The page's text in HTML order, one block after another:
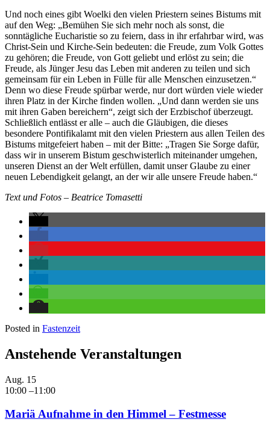
Und noch eines gibt Woelki den vielen Priestern seines Bistums mit
auf den Weg: „Bemühen Sie sich mehr noch als sonst, die
sonntägliche Eucharistie so zu feiern, dass in ihr erfahrbar wird, was
Christ-Sein und Kirche-Sein bedeuten: die Freude, zum Volk Gottes
zu gehören; die Freude, von Gott geliebt und erlöst zu sein; die
Freude, als Jünger Jesu das Leben mit anderen zu teilen und sich
gemeinsam für ein Leben in Fülle für alle Menschen einzusetzen.“
Denn wo diese Freude spürbar werde, nur dort würden viele wieder
ihren Platz in der Kirche finden wollen. „Und dann werden sie uns
mit ihren Gaben bereichern“, zeigt sich der Erzbischof überzeugt.
Schließlich entlässt er alle – auch die Gläubigen, die dieses
besondere Pontifikalamt mit den vielen Priestern aus allen Teilen des
Bistums mitgefeiert haben – mit der Bitte: „Tragen Sie Sorge dafür,
dass wir in unserem Bistum geschwisterlich miteinander umgehen,
unseren Dienst an der Welt erfüllen, damit unser Glaube zu einer
neuen Lebendigkeit gelangt, an der wir alle unsere Freude haben.“
Text und Fotos – Beatrice Tomasetti
Posted in Fastenzeit
Anstehende Veranstaltungen
Aug. 15
10:00 –11:00
Mariä Aufnahme in den Himmel – Festmesse